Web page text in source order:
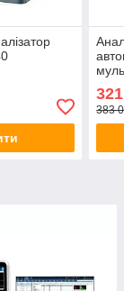
383